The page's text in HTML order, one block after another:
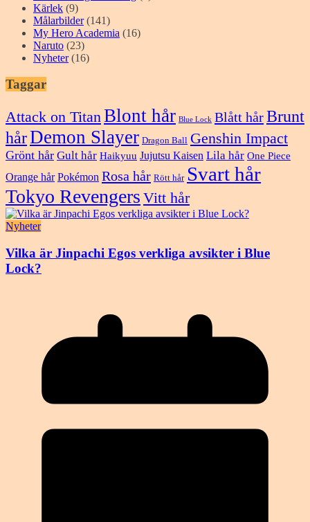
Kärlek (9)
Målarbilder(141)
My Hero Academia (16)
Naruto (23)
Nyheter(16)
Taggar
Attack on TitanBlont hår Blue Lock Blått hårBrunt
hårDemon Slayer Dragon Ball Genshin Impact
Grönt hår Gult hår Haikyuu Jujutsu Kaisen Lila hår One Piece
Orange hår Pokémon Rosa hår Rött hår Svart hår
Tokyo Revengers Vitt hår
Nyheter
Vilka är Jinpachi Egos verkliga avsikter i Blue
Lock?